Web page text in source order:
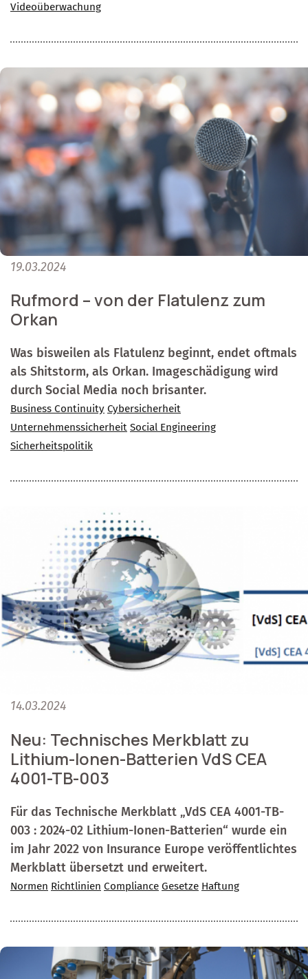
Videoüberwachung
19.03.2024
Rufmord – von der Flatulenz zum
Orkan
Was bisweilen als Flatulenz beginnt, endet oftmals
als Shitstorm, als Orkan. Imageschädigung wird
durch Social Media noch brisanter.
Business Continuity Cybersicherheit
Unternehmenssicherheit Social Engineering
Sicherheitspolitik
14.03.2024
Neu: Technisches Merkblatt zu
Lithium-Ionen-Batterien VdS CEA
4001-TB-003
Für das Technische Merkblatt „VdS CEA 4001-TB-
003 : 2024-02 Lithium-Ionen-Batterien“ wurde ein
im Jahr 2022 von Insurance Europe veröffentlichtes
Merkblatt übersetzt und erweitert.
Normen Richtlinien Compliance Gesetze Haftung